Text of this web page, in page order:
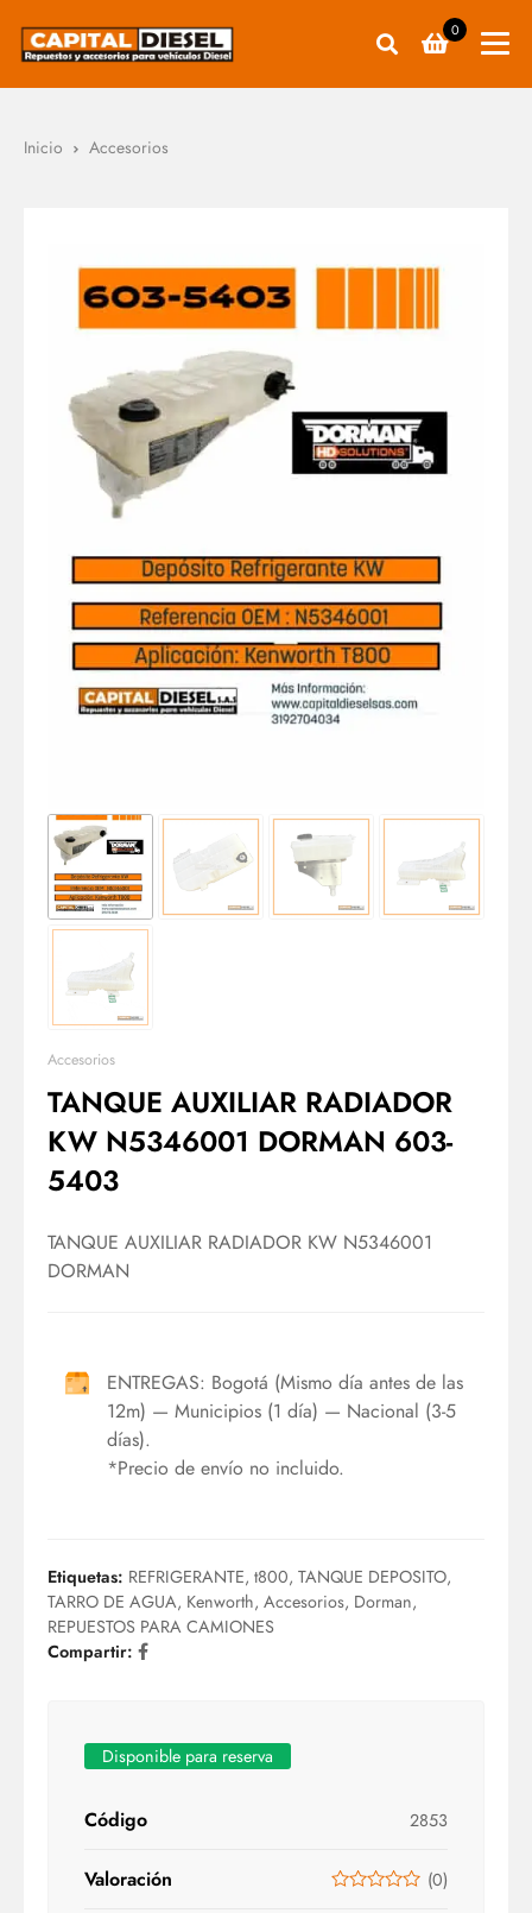
0
Inicio Accesorios
Accesorios
TANQUE AUXILIAR RADIADOR
KW N5346001 DORMAN 603-
5403
TANQUE AUXILIAR RADIADOR KW N5346001
DORMAN
ENTREGAS: Bogotá (Mismo día antes de las
12m) — Municipios (1 día) — Nacional (3-5
días).
*Precio de envío no incluido.
Etiquetas: REFRIGERANTE, t800, TANQUE DEPOSITO,
TARRO DE AGUA, Kenworth, Accesorios, Dorman,
REPUESTOS PARA CAMIONES
Compartir:
Disponible para reserva
Código 2853
Valoración (0)